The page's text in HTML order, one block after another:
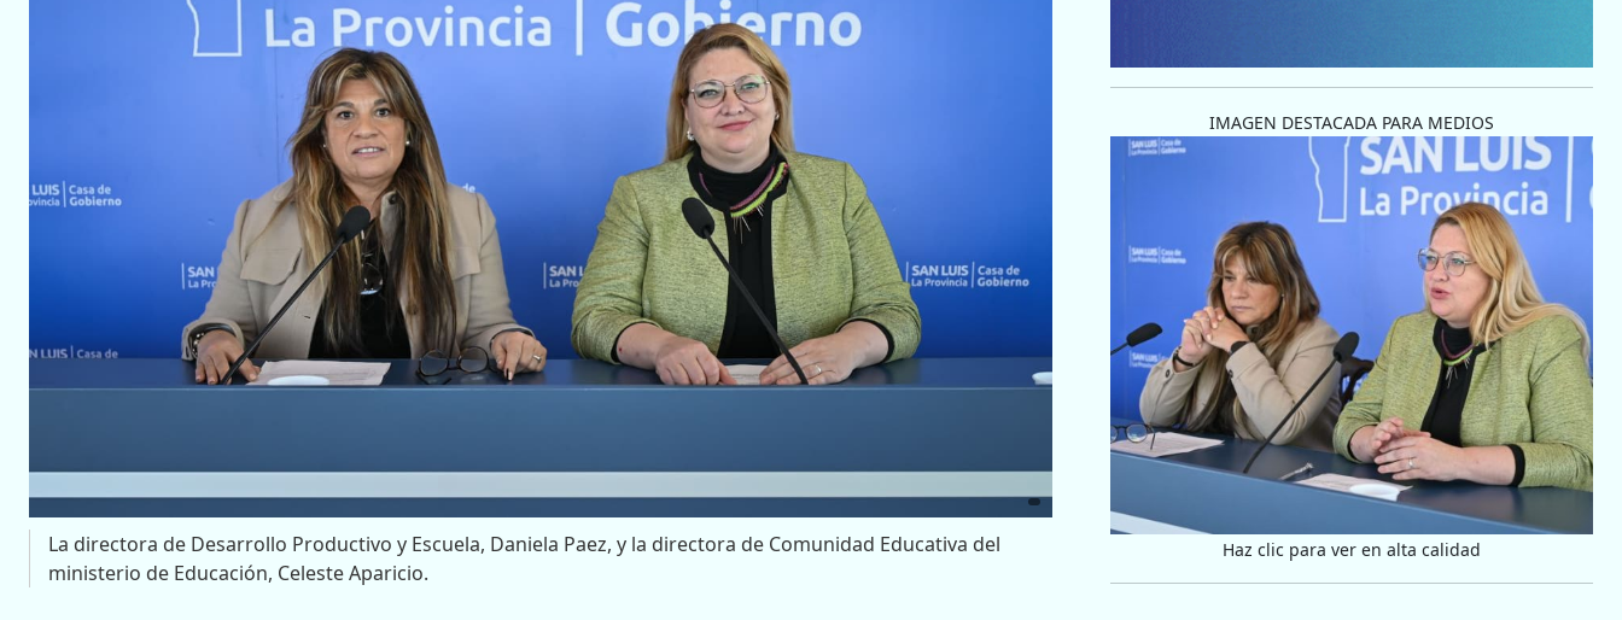
La directora de Desarrollo Productivo y Escuela, Daniela Paez, y la directora de Comunidad Educativa del
ministerio de Educación, Celeste Aparicio.
IMAGEN DESTACADA PARA MEDIOS
Haz clic para ver en alta calidad